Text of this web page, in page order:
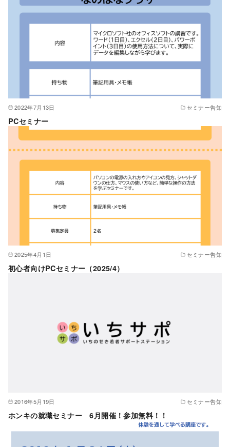
2022年7月13日 セミナー告知
PCセミナー
2025年4月1日 セミナー告知
初心者向けPCセミナー（2025/4）
2016年5月19日 セミナー告知
ホンキの就職セミナー 6月開催！参加無料！！